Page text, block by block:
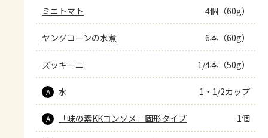
ミニトマト 4個（60g）
ヤングコーンの水煮 6本（60g）
ズッキーニ 1/4本（50g）
A 水 1・1/2カップ
A 「味の素KKコンソメ」固形タイプ 1個